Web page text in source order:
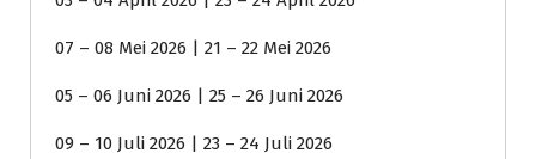
07 – 08 Mei 2026 | 21 – 22 Mei 2026
05 – 06 Juni 2026 | 25 – 26 Juni 2026
09 – 10 Juli 2026 | 23 – 24 Juli 2026